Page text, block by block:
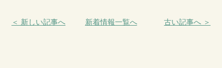
＜ 新しい記事へ 新着情報一覧へ 古い記事へ ＞